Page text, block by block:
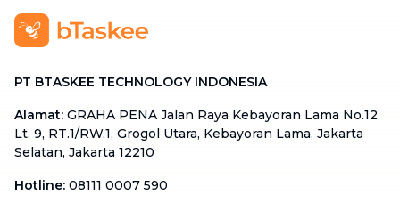
PT BTASKEE TECHNOLOGY INDONESIA
Alamat: GRAHA PENA Jalan Raya Kebayoran Lama No.12
Lt. 9, RT.1/RW.1, Grogol Utara, Kebayoran Lama, Jakarta
Selatan, Jakarta 12210
Hotline: 08111 0007 590